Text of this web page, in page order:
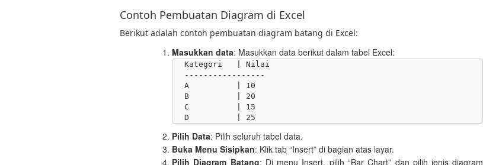
Contoh Pembuatan Diagram di Excel
Berikut adalah contoh pembuatan diagram batang di Excel:
Masukkan data: Masukkan data berikut dalam tabel Excel:
Kategori   | Nilai
-----------------
A          | 10
B          | 20
C          | 15
Pilih Data: Pilih seluruh tabel data.
Buka Menu Sisipkan: Klik tab “Insert” di bagian atas layar.
Pilih Diagram Batang: Di menu Insert, pilih “Bar Chart” dan pilih jenis diagram